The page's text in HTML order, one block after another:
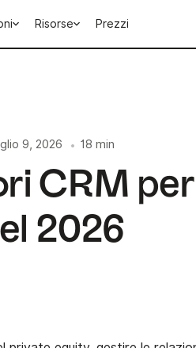
Risorse Prezzi
9, 2026 • 18 min
CRM
2026